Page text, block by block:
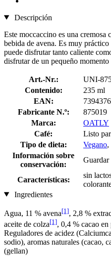
Descripción
Este moccaccino es una cremosa
bebida de avena. Es muy
puede disfrutar tanto caliente
disfrutar de un pequeño
Art.-Nr.:
UNI-
Contenido:
235 ml
EAN:
Fabricante N.º:
875019
Marca:
OATLY
Café:
Listo
Tipo de dieta:
Vegano,
Información sobre
conservación:
Guardar
Características:
sin
Ingredientes
Agua, 11 % avena[1], 2,8 %
aceite de colza[1], 0,4 % cacao
Reguladores de acidez
sodio), aromas naturales (cacao,
(gellan)